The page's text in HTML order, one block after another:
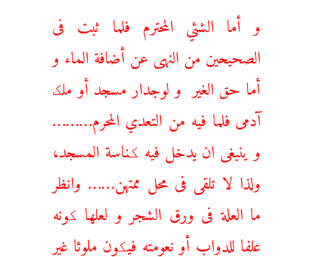
و أما الشئي المحترم فلما ثبت فى
الصحيحين من النهى عن أضافة الماء و
أما حق الغير و لوجدار مسجد أو ملک
آدمى فلما فيه من التعدي المحرم………
و ينبغى ان يدخل فيه کناسة المسجد،
ولذا لا تلقى فى محل ممتهن…… وانظر
ما العلة فى ورق الشجر و لعلها کونه
علفا للدواب أو نعومته فيکون ملوئا غير